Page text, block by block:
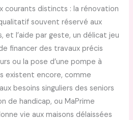
courants distincts : la rénovation
souvent réservé aux
et l’aide par geste, un délicat jeu
financer des travaux précis
ou la pose d’une pompe à
existent encore, comme
besoins singuliers des seniors
de handicap, ou MaPrime
vie aux maisons délaissées